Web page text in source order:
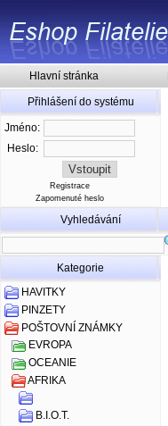
Hlavní stránka
Přihlášení do systému
Jméno:
Heslo:
Registrace
Zapomenuté heslo
Vyhledávání
Kategorie
HAVITKY
PINZETY
POŠTOVNÍ ZNÁMKY
EVROPA
OCEANIE
AFRIKA
B.I.O.T.